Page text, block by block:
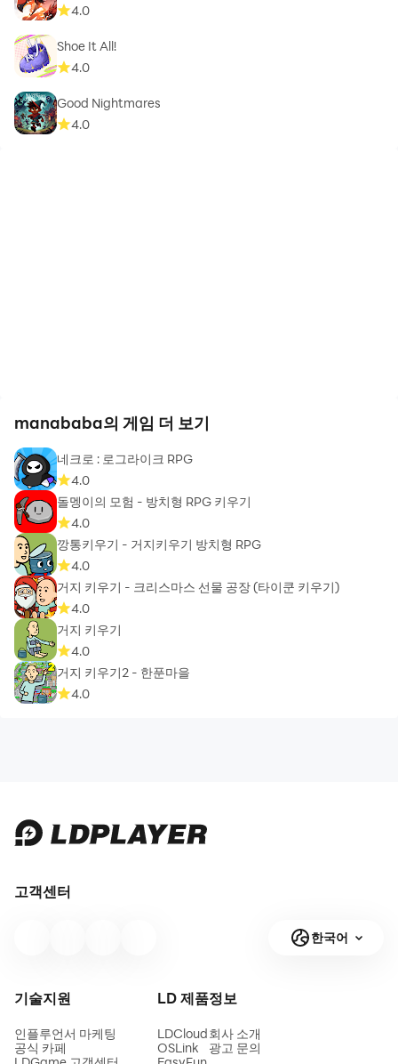
4.0
Shoe It All!
4.0
Good Nightmares
4.0
manababa의 게임 더 보기
네크로 : 로그라이크 RPG
4.0
돌멩이의 모험 - 방치형 RPG 키우기
4.0
깡통키우기 - 거지키우기 방치형 RPG
4.0
거지 키우기 - 크리스마스 선물 공장 (타이쿤 키우기)
4.0
거지 키우기
4.0
거지 키우기2 - 한푼마을
4.0
고객센터
한국어
기술지원
인플루언서 마케팅
공식 카페
LD 제품
LDCloud
OSLink
정보
회사 소개
광고 문의